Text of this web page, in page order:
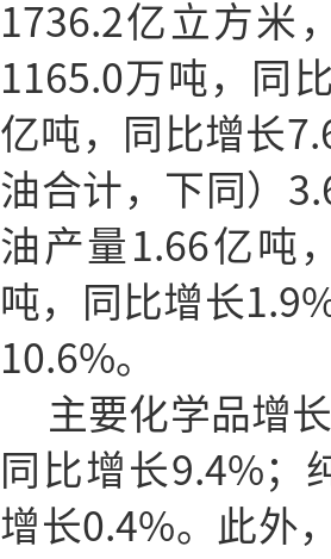
1736.2亿立方米
1165.0万吨，同
亿吨，同比增长
油合计，下同）
油产量1.66亿吨
吨，同比增长
10.6%。
主要化学品增
同比增长9.4%；
增长0.4%。此外